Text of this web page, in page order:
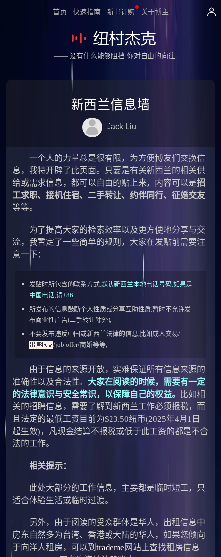
首页 快速指南 新书订购 关于博主
—— 没有什么能够阻挡 你对自由的向往
新西兰信息墙
Jack Liu
一个人的力量总是很有限，为方便博友们交换信
息，我特开辟了此页面。只要是有关新西兰的相关供
给或需求信息，都可以自由的贴上来，内容可以是招
工求职、接机住宿、二手转让、约伴同行、征婚交友
等等。
为了提高大家的检索效率以及更方便地分享与交
流，我暂定了一些简单的规则，大家在发贴前需要注
意一下：
发贴时所包含的联系方式,默认新西兰本地电话号码,如果是
中国电话,请+86;
所发布的信息鼓励个人性质或分享互助性质,暂时不允许发
布商业性广告(二手转让除外);
不要发布违反中国或新西兰法律的信息,比如成人交易/
/job offer/商婚等等;
由于信息的来源开放，实难保证所有信息来源的
准确性以及合法性。 大家在阅读的时候，需要有一定
的法律意识与安全常识，以保障自己的权益。
比如相
关的招聘信息，需要了解到新西兰工作必须报税，而
且法定的最低工资目前为$23.50纽币(2025年4月1日
起生效)，凡现金结算不报税或低于此工资的都是不合
法的工作。
相关提示：
此处大部分的工作信息，主要都是临时短工，只
适合体验生活或临时过渡。
另外，由于阅读的受众群体是华人，出租信息中
房东自然多为台湾、香港或大陆的华人，如果您倾向
于向洋人租房，可以到trademe 网站上查找租房信息